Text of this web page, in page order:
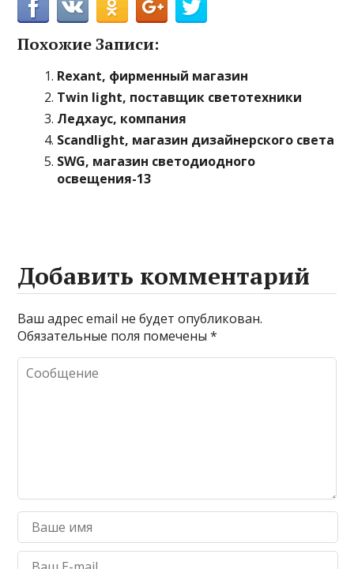
Похожие Записи:
Rexant, фирменный магазин
Twin light, поставщик светотехники
Ледхаус, компания
Scandlight, магазин дизайнерского света
SWG, магазин светодиодного
освещения-13
Добавить комментарий
Ваш адрес email не будет опубликован.
Обязательные поля помечены*